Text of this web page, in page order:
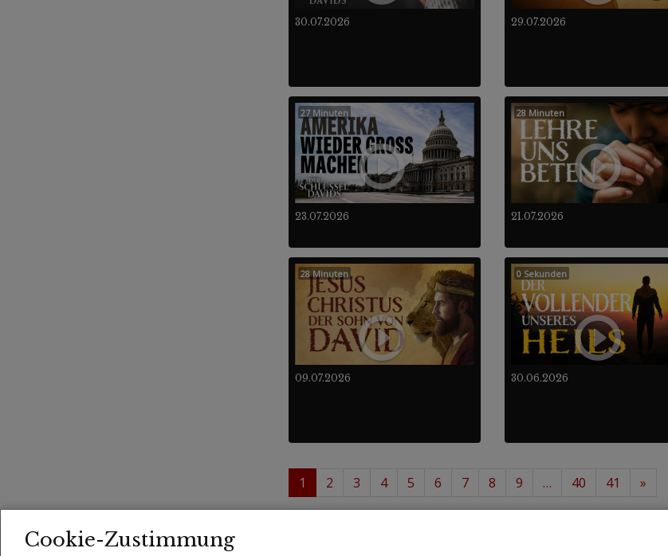
30.07.2026 29.07.2026
23.07.2026
27 Minuten
21.07.2026
28 Minuten
09.07.2026
28 Minuten
30.06.2026
0 Sekunden
1 2 3 4 5 6 7 8 9 … 40 41
»
Cookie-Zustimmung